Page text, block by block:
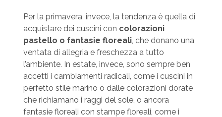
Per la primavera, invece, la tendenza è quella di
acquistare dei cuscini con colorazioni
pastello o fantasie floreali, che donano una
ventata di allegria e freschezza a tutto
l’ambiente. In estate, invece, sono sempre ben
accetti i cambiamenti radicali, come i cuscini in
perfetto stile marino o dalle colorazioni dorate
che richiamano i raggi del sole, o ancora
fantasie floreali con stampe floreali, come i